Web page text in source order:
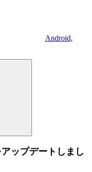
Android,
ップデートしまし